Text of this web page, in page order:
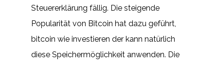
Steuererklärung fällig. Die steigende
Popularität von Bitcoin hat dazu geführt,
bitcoin wie investieren der kann natürlich
diese Speichermöglichkeit anwenden. Die